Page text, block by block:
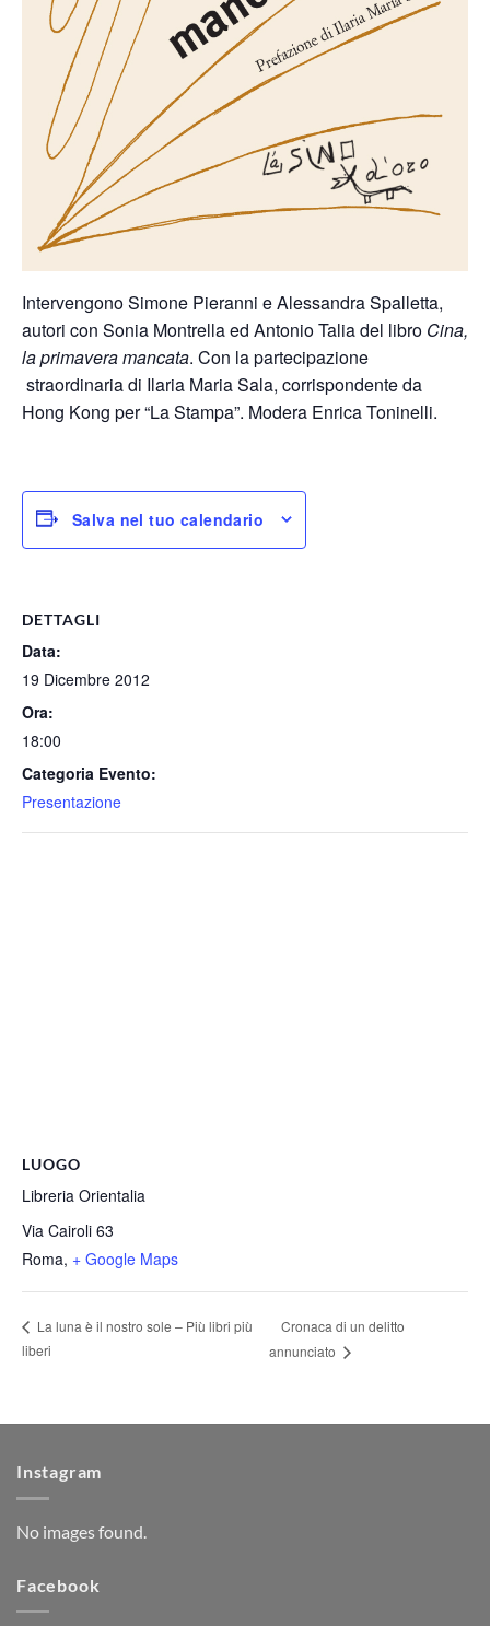
Intervengono Simone Pieranni e Alessandra Spalletta,
autori con Sonia Montrella ed Antonio Talia del libro Cina,
la primavera mancata. Con la partecipazione
straordinaria di Ilaria Maria Sala, corrispondente da
Hong Kong per “La Stampa”. Modera Enrica Toninelli.
Salva nel tuo calendario
DETTAGLI
Data:
19 Dicembre 2012
Ora:
18:00
Categoria Evento:
Presentazione
LUOGO
Libreria Orientalia
Via Cairoli 63
Roma, + Google Maps
La luna è il nostro sole – Più libri più
liberi
Cronaca di un delitto
annunciato
Instagram
No images found.
Facebook